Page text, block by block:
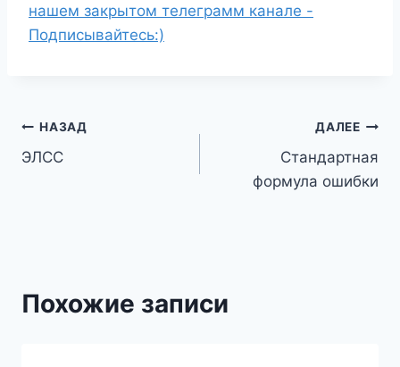
нашем закрытом телеграмм канале -
Подписывайтесь:)
Навигация
по
НАЗАД
ЭЛСС
ДАЛЕЕ
Стандартная
формула ошибки
Похожие записи